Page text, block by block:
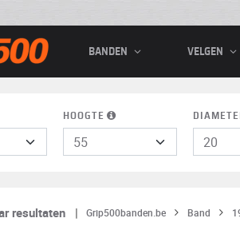
BANDEN VELGEN
HOOGTE
resultaten Grip500banden.be Band